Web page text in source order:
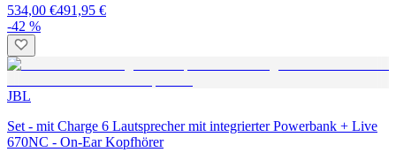
534,00 €491,95 €
-42 %
JBL
Set - mit Charge 6 Lautsprecher mit integrierter Powerbank + Live
670NC - On-Ear Kopfhörer